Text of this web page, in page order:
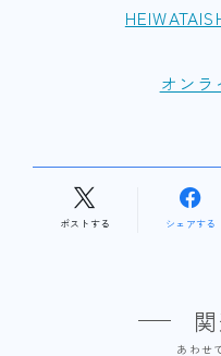
オン
ポストする シェアする
あわせ